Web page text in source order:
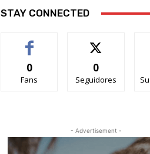
STAY CONNECTED
0
Fans
0
Seguidores
- Advertisement -